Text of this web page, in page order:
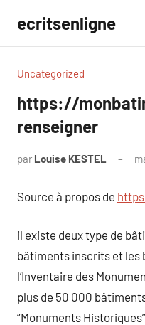
contenu
ecritsenligne
Uncategorized
https://
renseigner
par Louise KESTEL
Source à propos de
il existe deux type de
bâtiments inscrits et les
l’Inventaire des
plus de 50 000
“Monuments